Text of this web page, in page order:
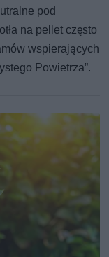
pod
na pellet często
wspierających
Powietrza”.